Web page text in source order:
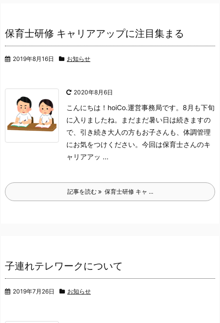
保育士研修 キャリアアップに注目集まる
2019年8月16日 お知らせ
2020年8月6日
こんにちは！hoiCo.運営事務局です。 8月も下旬
に入りましたね。
まだまだ暑い日は続きますの
で、 引き続き大人の方もお子さんも、体調管理
にお気をつけください。 今回は保育士さんのキ
ャリアアッ ...
記事を読む 保育士研修 キャ ...
子連れテレワークについて
2019年7月26日 お知らせ